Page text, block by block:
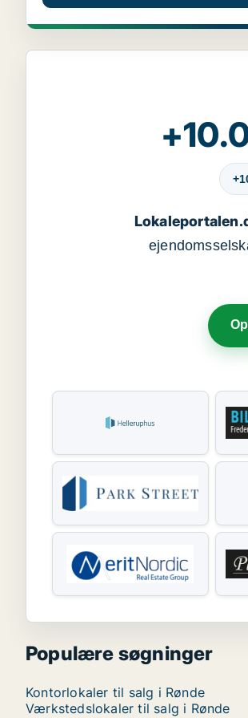
Populære søgninger
Kontorlokaler til salg i Rønde
Værkstedslokaler til salg i Rønde